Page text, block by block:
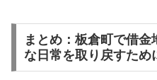
まとめ：板倉町で借
な日常を取り戻すため